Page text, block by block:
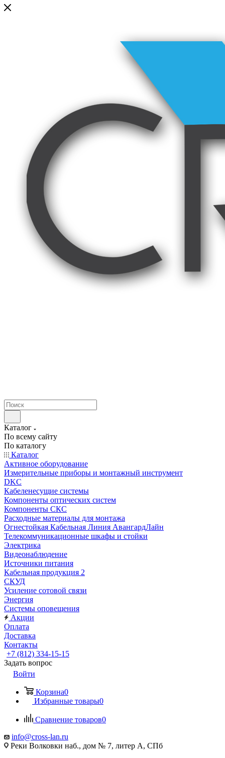
Каталог
По всему сайту
По каталогу
Каталог
Активное оборудование
Измерительные приборы и монтажный инструмент
DKC
Кабеленесущие системы
Компоненты оптических систем
Компоненты СКС
Расходные материалы для монтажа
Огнестойкая Кабельная Линия АвангардЛайн
Телекоммуникационные шкафы и стойки
Электрика
Видеонаблюдение
Источники питания
Кабельная продукция 2
СКУД
Усиление сотовой связи
Энергия
Системы оповещения
Акции
Оплата
Доставка
Контакты
+7 (812) 334-15-15
Задать вопрос
Войти
Корзина0
Избранные товары0
Сравнение товаров0
info@cross-lan.ru
Реки Волковки наб., дом № 7, литер А, СПб